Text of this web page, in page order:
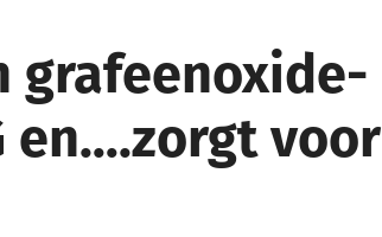
grafeenoxide-
en….zorgt voor